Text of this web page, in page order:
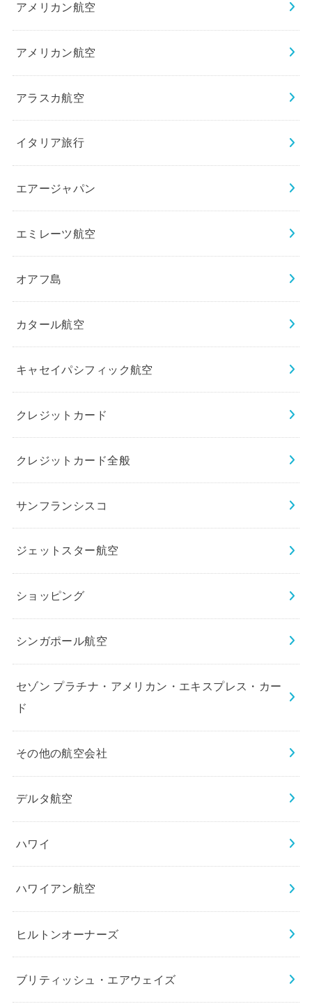
アメリカン航空
アメリカン航空
アラスカ航空
イタリア旅行
エアージャパン
エミレーツ航空
オアフ島
カタール航空
キャセイパシフィック航空
クレジットカード
クレジットカード全般
サンフランシスコ
ジェットスター航空
ショッピング
シンガポール航空
セゾン プラチナ・アメリカン・エキスプレス・カー
ド
その他の航空会社
デルタ航空
ハワイ
ハワイアン航空
ヒルトンオーナーズ
ブリティッシュ・エアウェイズ